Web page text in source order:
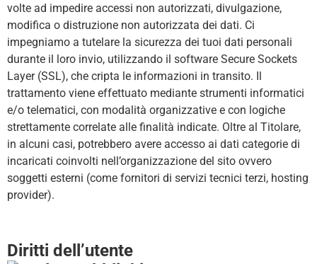
volte ad impedire accessi non autorizzati, divulgazione,
modifica o distruzione non autorizzata dei dati. Ci
impegniamo a tutelare la sicurezza dei tuoi dati personali
durante il loro invio, utilizzando il software Secure Sockets
Layer (SSL), che cripta le informazioni in transito. Il
trattamento viene effettuato mediante strumenti informatici
e/o telematici, con modalità organizzative e con logiche
strettamente correlate alle finalità indicate. Oltre al Titolare,
in alcuni casi, potrebbero avere accesso ai dati categorie di
incaricati coinvolti nell’organizzazione del sito ovvero
soggetti esterni (come fornitori di servizi tecnici terzi, hosting
provider).
Diritti dell’utente